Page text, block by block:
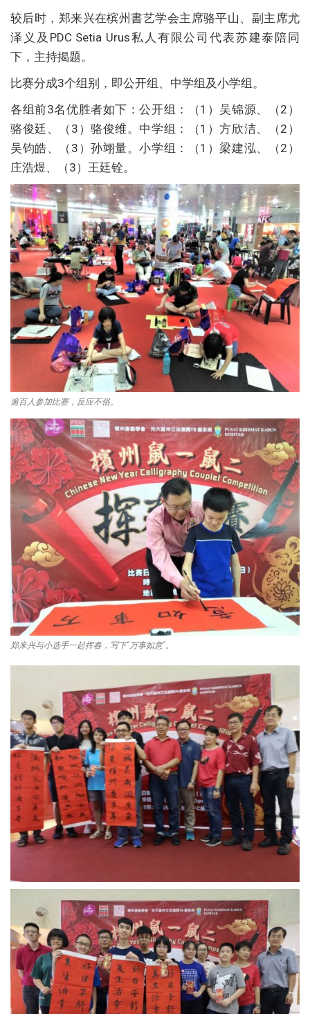
较后时，郑来兴在槟州書艺学会主席骆平山、副主席尤
泽义及PDC Setia Urus私人有限公司代表苏建泰陪同
下，主持揭题。
比赛分成3个组别，即公开组、中学组及小学组。
各组前3名优胜者如下：公开组：（1）吴锦源、（2）
骆俊廷、（3）骆俊维。中学组：（1）方欣洁、（2）
吴钧皓、（3）孙翊量。小学组：（1）梁建泓、（2）
庄浩煜、（3）王廷铨。
逾百人参加比赛，反应不俗。
郑来兴与小选手一起挥春，写下“万事如意”。